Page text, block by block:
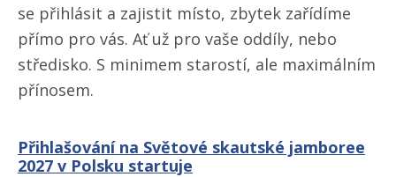
se přihlásit a zajistit místo, zbytek zařídíme
přímo pro vás. Ať už pro vaše oddíly, nebo
středisko. S minimem starostí, ale maximálním
přínosem.
Přihlašování na Světové skautské jamboree
2027 v Polsku startuje